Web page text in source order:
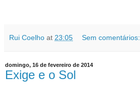
Rui Coelho at 23:05 Sem comentários:
domingo, 16 de fevereiro de 2014
Exige e o Sol